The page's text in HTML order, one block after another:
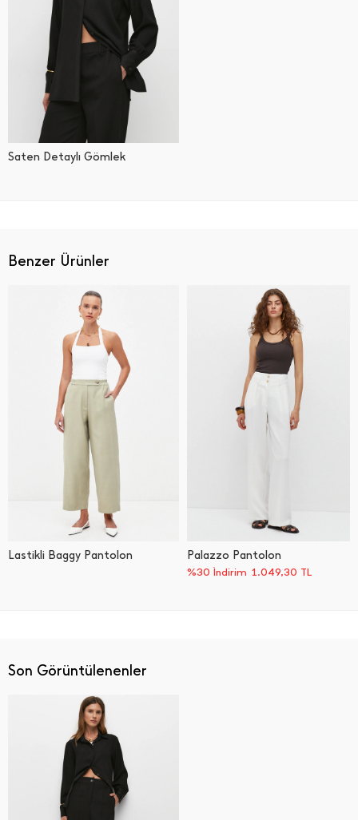
Benzer Ürünler
Lastikli Baggy Pantolon Palazzo Pantolon
%30 İndirim 1.049,30 TL
Saten Detaylı Gömlek
Son Görüntülenenler